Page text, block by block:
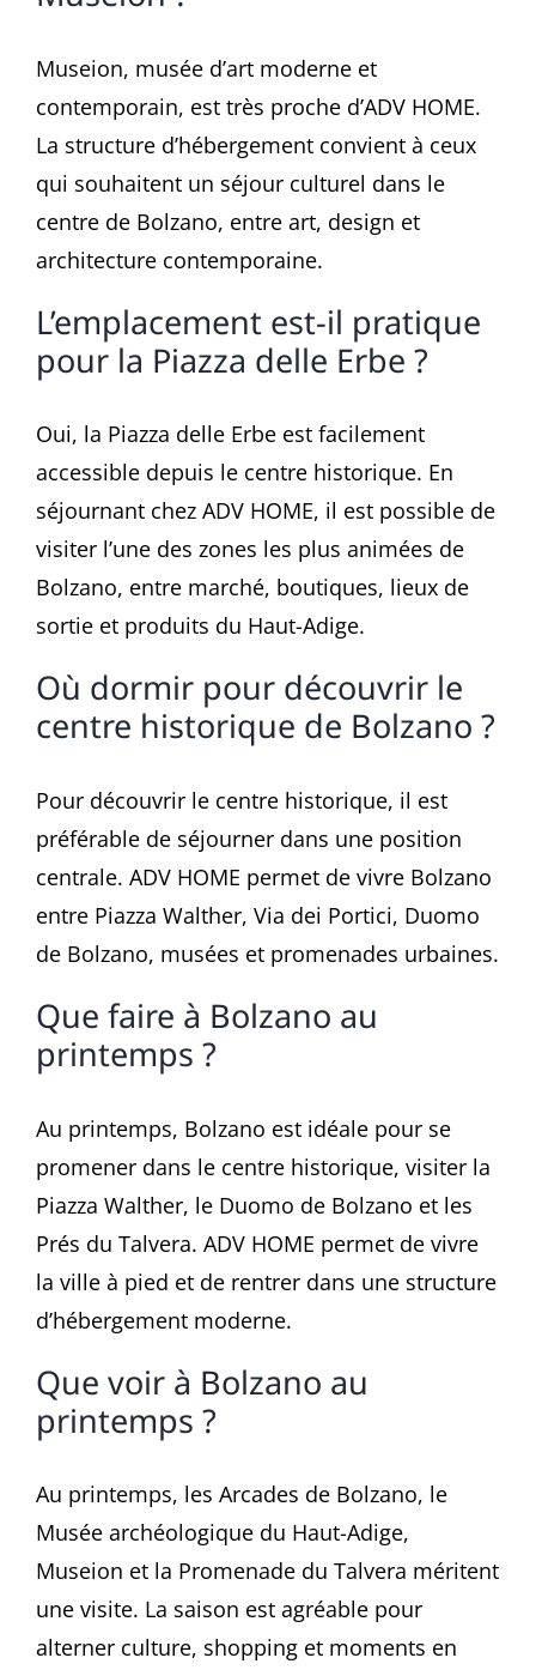
Museion, musée d’art moderne et
contemporain, est très proche d’ADV HOME.
La structure d’hébergement convient à ceux
qui souhaitent un séjour culturel dans le
centre de Bolzano, entre art, design et
architecture contemporaine.
L’emplacement est-il pratique
pour la Piazza delle Erbe ?
Oui, la Piazza delle Erbe est facilement
accessible depuis le centre historique. En
séjournant chez ADV HOME, il est possible de
visiter l’une des zones les plus animées de
Bolzano, entre marché, boutiques, lieux de
sortie et produits du Haut-Adige.
Où dormir pour découvrir le
centre historique de Bolzano ?
Pour découvrir le centre historique, il est
préférable de séjourner dans une position
centrale. ADV HOME permet de vivre Bolzano
entre Piazza Walther, Via dei Portici, Duomo
de Bolzano, musées et promenades urbaines.
Que faire à Bolzano au
printemps ?
Au printemps, Bolzano est idéale pour se
promener dans le centre historique, visiter la
Piazza Walther, le Duomo de Bolzano et les
Prés du Talvera. ADV HOME permet de vivre
la ville à pied et de rentrer dans une structure
d’hébergement moderne.
Que voir à Bolzano au
printemps ?
Au printemps, les Arcades de Bolzano, le
Musée archéologique du Haut-Adige,
Museion et la Promenade du Talvera méritent
une visite. La saison est agréable pour
alterner culture, shopping et moments en